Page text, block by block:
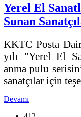
Yerel El
Sunan
KKTC Posta
yılı "Yerel El
anma pulu
sanatçılar için
Devamı